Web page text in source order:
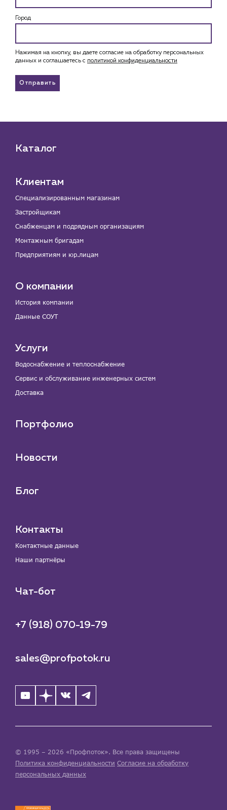
Город
Нажимая на кнопку, вы даете согласие на обработку персональных
данных и соглашаетесь c политикой конфиденциальности
Отправить
Каталог
Клиентам
Специализированным магазинам
Застройщикам
Снабженцам и подрядным организациям
Монтажным бригадам
Предприятиям и юр.лицам
О компании
История компании
Данные СОУТ
Услуги
Водоснабжение и теплоснабжение
Сервис и обслуживание инженерных систем
Доставка
Портфолио
Новости
Блог
Контакты
Контактные данные
Наши партнёры
Чат-бот
+7 (918) 070-19-79
sales@profpotok.ru
© 1995 – 2026 «Профпоток». Все права защищены
Политика конфиденциальности Согласие на обработку
персональных данных